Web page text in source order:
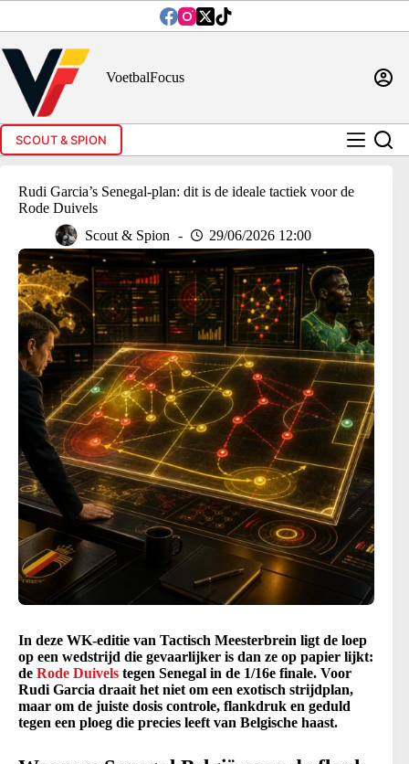
inhoud
VoetbalFocus
SCOUT & SPION
Rudi Garcia’s Senegal-plan: dit is de ideale tactiek voor de
Rode Duivels
Scout & Spion
29/06/2026 12:00
In deze WK-editie van Tactisch Meesterbrein ligt de loep
op een wedstrijd die gevaarlijker is dan ze op papier lijkt:
de Rode Duivels tegen Senegal in de 1/16e finale. Voor
Rudi Garcia draait het niet om een exotisch strijdplan,
maar om de juiste dosis controle, flankdruk en geduld
tegen een ploeg die precies leeft van Belgische haast.